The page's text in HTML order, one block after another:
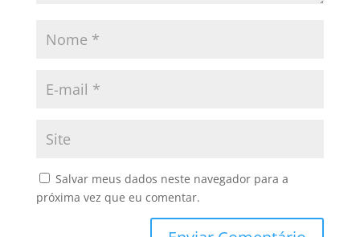
Salvar meus dados neste navegador para a
próxima vez que eu comentar.